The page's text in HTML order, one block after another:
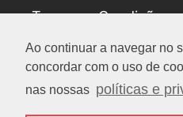
Ao continuar a navegar no
concordar com o uso de
nas nossas políticas e
Termos e Condições
Políticas de